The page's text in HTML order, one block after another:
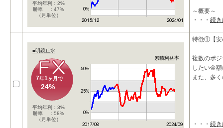
平均年利：2%
勝率 ：47%
（月単位）
～概要～
★ローリ
高収益を
・・・ 続
■明鏡止水
累積利益率
7年1ヶ月で
24%
平均年利：3%
勝率 ：58%
（月単位）
特徴①【安
複数のポ
したい金
また、多
・・・ 続